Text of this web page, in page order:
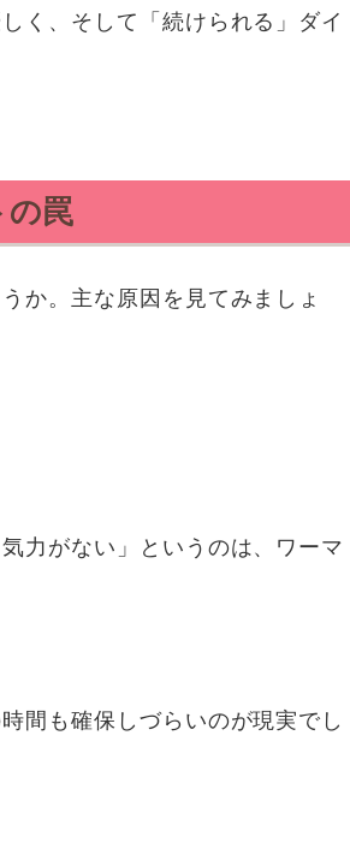
く、そして「続けられる」ダイ
の罠
か。主な原因を見てみましょ
力がない」というのは、ワーマ
間も確保しづらいのが現実でし